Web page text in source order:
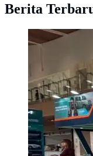
Berita